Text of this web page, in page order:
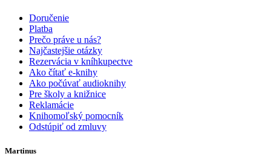
Doručenie
Platba
Prečo práve u nás?
Najčastejšie otázky
Rezervácia v kníhkupectve
Ako čítať e-knihy
Ako počúvať audioknihy
Pre školy a knižnice
Reklamácie
Knihomoľský pomocník
Odstúpiť od zmluvy
Martinus